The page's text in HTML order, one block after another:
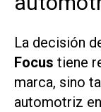
La decisión
Focus tiene
marca, sino
automotriz